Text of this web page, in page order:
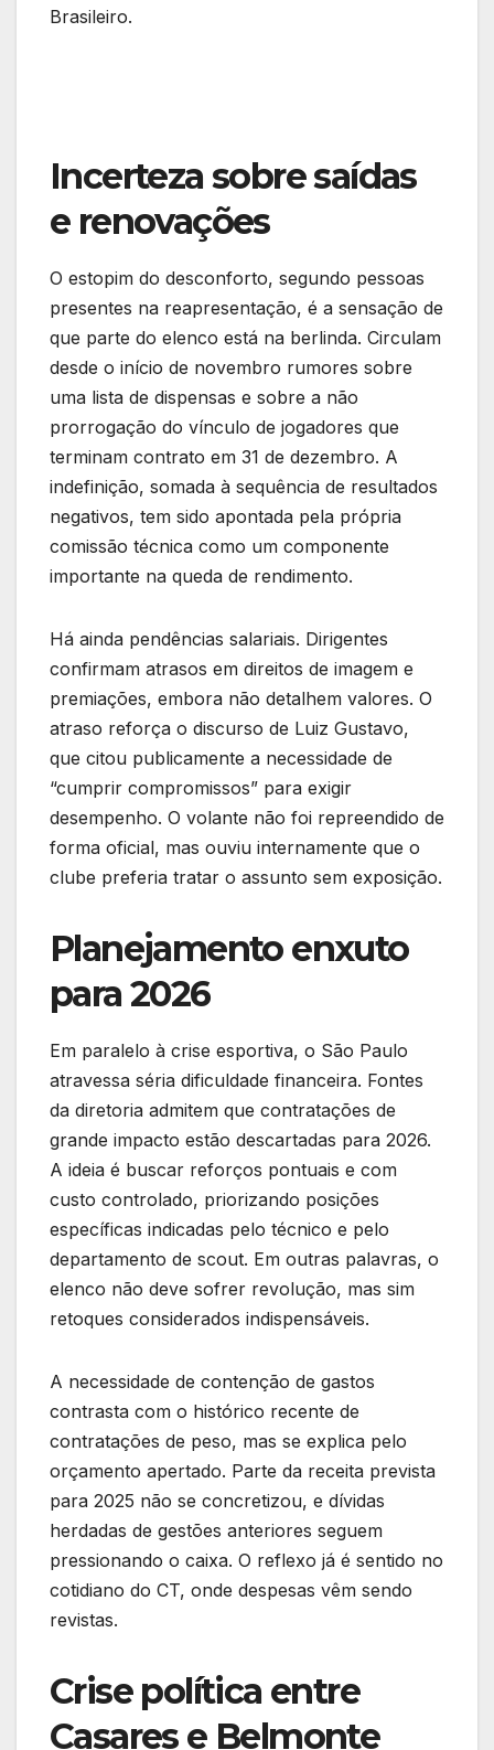
Brasileiro.
Incerteza sobre saídas
e renovações
O estopim do desconforto, segundo pessoas
presentes na reapresentação, é a sensação de
que parte do elenco está na berlinda. Circulam
desde o início de novembro rumores sobre
uma lista de dispensas e sobre a não
prorrogação do vínculo de jogadores que
terminam contrato em 31 de dezembro. A
indefinição, somada à sequência de resultados
negativos, tem sido apontada pela própria
comissão técnica como um componente
importante na queda de rendimento.
Há ainda pendências salariais. Dirigentes
confirmam atrasos em direitos de imagem e
premiações, embora não detalhem valores. O
atraso reforça o discurso de Luiz Gustavo,
que citou publicamente a necessidade de
“cumprir compromissos” para exigir
desempenho. O volante não foi repreendido de
forma oficial, mas ouviu internamente que o
clube preferia tratar o assunto sem exposição.
Planejamento enxuto
para 2026
Em paralelo à crise esportiva, o São Paulo
atravessa séria dificuldade financeira. Fontes
da diretoria admitem que contratações de
grande impacto estão descartadas para 2026.
A ideia é buscar reforços pontuais e com
custo controlado, priorizando posições
específicas indicadas pelo técnico e pelo
departamento de scout. Em outras palavras, o
elenco não deve sofrer revolução, mas sim
retoques considerados indispensáveis.
A necessidade de contenção de gastos
contrasta com o histórico recente de
contratações de peso, mas se explica pelo
orçamento apertado. Parte da receita prevista
para 2025 não se concretizou, e dívidas
herdadas de gestões anteriores seguem
pressionando o caixa. O reflexo já é sentido no
cotidiano do CT, onde despesas vêm sendo
revistas.
Crise política entre
Casares e Belmonte